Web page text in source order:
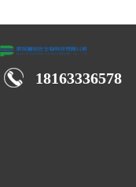
18163336578